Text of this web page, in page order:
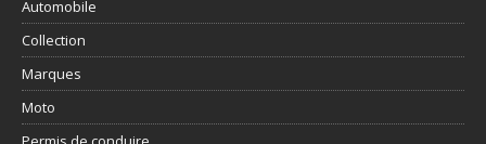
Automobile
Collection
Marques
Moto